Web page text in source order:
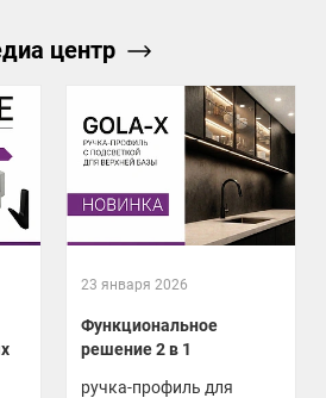
центр
23 января 2026
Функциональное
решение 2 в 1
ручка-профиль для